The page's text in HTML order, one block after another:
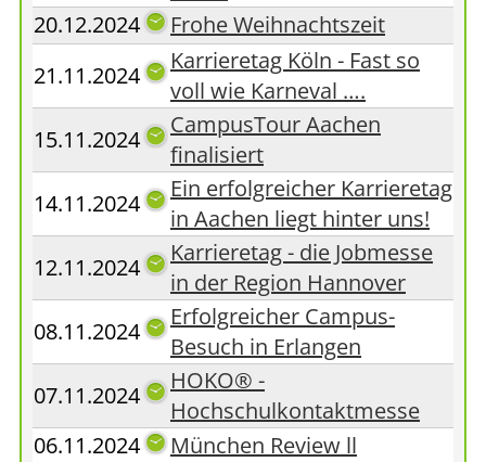
20.12.2024
Frohe Weihnachtszeit
21.11.2024
Karrieretag Köln - Fast so
voll wie Karneval ….
15.11.2024
CampusTour Aachen
finalisiert
14.11.2024
Ein erfolgreicher Karrieretag
in Aachen liegt hinter uns!
12.11.2024
Karrieretag - die Jobmesse
in der Region Hannover
08.11.2024
Erfolgreicher Campus-
Besuch in Erlangen
07.11.2024
HOKO® -
Hochschulkontaktmesse
06.11.2024
München Review ll